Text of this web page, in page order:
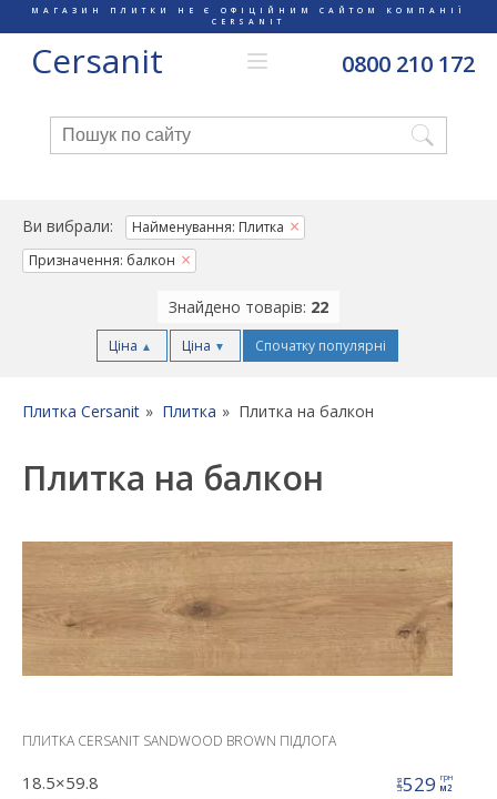
МАГАЗИН ПЛИТКИ НЕ Є ОФІЦІЙНИМ САЙТОМ КОМПАНІЇ
CERSANIT
Cersanit 0800 210 172
Ви вибрали:
Найменування: Плитка
Призначення: балкон
Знайдено товарів: 22
Ціна ▲ Ціна ▼ Спочатку популярні
Плитка Cersanit Плитка Плитка на балкон
Плитка на балкон
ПЛИТКА CERSANIT SANDWOOD BROWN ПІДЛОГА
18.5×59.8 ціна529 грн
м2